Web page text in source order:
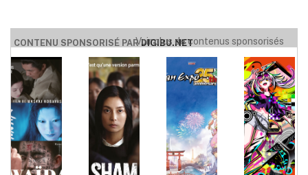
CONTENU SPONSORISÉ PARDIGIBU.NET
Voir plus de contenus sponsorisés